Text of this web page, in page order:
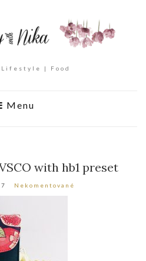
| Food
Menu
with hb1 preset
Nekomentované